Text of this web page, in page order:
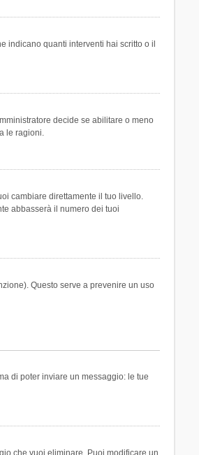
indicano quanti interventi hai scritto o il
decide se abilitare o meno
le ragioni.
cambiare direttamente il tuo livello.
abbasserà il numero dei tuoi
Questo serve a prevenire un uso
di poter inviare un messaggio: le tue
che vuoi eliminare. Puoi modificare un